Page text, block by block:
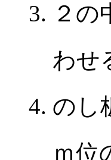
２の
わせ
のし
ｍ位